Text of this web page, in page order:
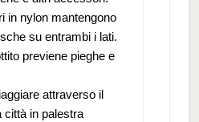
in nylon mantengono
su entrambi i lati.
previene pieghe e
attraverso il
città in palestra